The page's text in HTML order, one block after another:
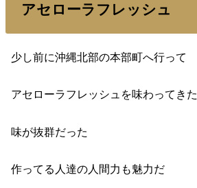
アセローラフレッシュ
少し前に沖縄北部の本部町へ行って
アセローラフレッシュを味わってきた
味が抜群だった
作ってる人達の人間力も魅力だ